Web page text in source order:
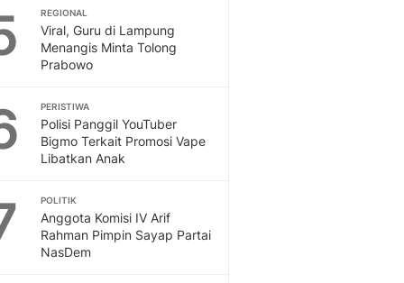
REGIONAL
Viral, Guru di Lampung
Menangis Minta Tolong
Prabowo
PERISTIWA
Polisi Panggil YouTuber
Bigmo Terkait Promosi Vape
Libatkan Anak
POLITIK
Anggota Komisi IV Arif
Rahman Pimpin Sayap Partai
NasDem